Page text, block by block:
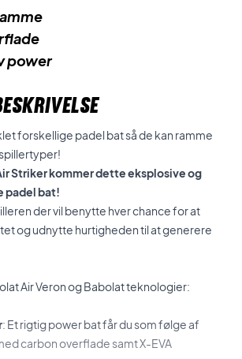
power
forskellige padel bat så de kan ramme
Striker kommer dette eksplosive og
padel bat!
der vil benytte hver chance for at
og udnytte hurtigheden til at generere
Air Veron og Babolat teknologier:
: Et rigtig power bat får du som følge af
carbon overflade samt X-EVA